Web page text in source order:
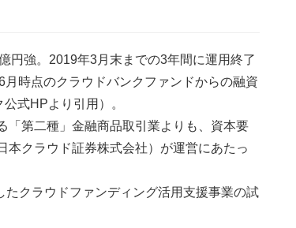
円強。2019年3月末までの3年間に運用終了
時点のクラウドバンクファンドからの融資
式HPより引用）。
「第二種」金融商品取引業よりも、資本要
クラウド証券株式会社）が運営にあたっ
クラウドファンディング活用支援事業の試